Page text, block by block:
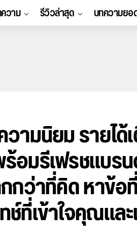
วาม รีวิวล่าสุด บทความย
ามนิยม รายได้
อมรีเฟรชแบร
กว่าที่คิด หาข้
ที่เข้าใจคุณแล